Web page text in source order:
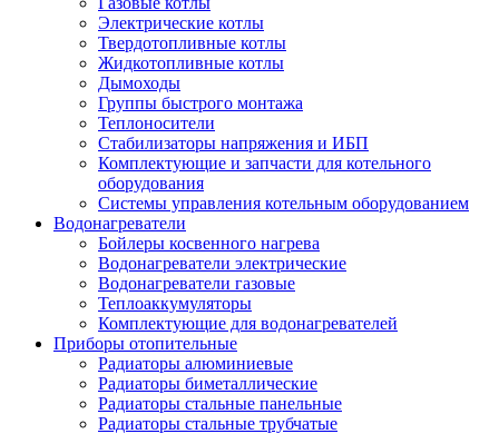
Электрические котлы
Твердотопливные котлы
Жидкотопливные котлы
Дымоходы
Группы быстрого монтажа
Теплоносители
Стабилизаторы напряжения и ИБП
Комплектующие и запчасти для котельного
оборудования
Системы управления котельным оборудованием
Водонагреватели
Бойлеры косвенного нагрева
Водонагреватели электрические
Водонагреватели газовые
Теплоаккумуляторы
Комплектующие для водонагревателей
Приборы отопительные
Радиаторы алюминиевые
Радиаторы биметаллические
Радиаторы стальные панельные
Радиаторы стальные трубчатые